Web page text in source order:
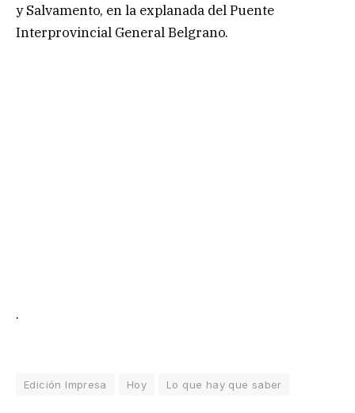
y Salvamento, en la explanada del Puente
Interprovincial General Belgrano.
.
Edición Impresa Hoy Lo que hay que saber